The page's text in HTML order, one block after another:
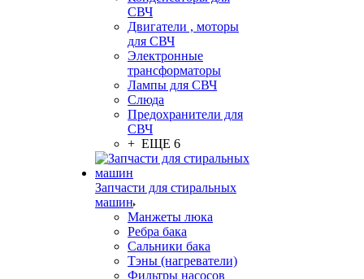
СВЧ
Двигатели , моторы
для СВЧ
Электронные
трансформаторы
Лампы для СВЧ
Слюда
Предохранители для
СВЧ
+ ЕЩЕ 6
Запчасти для стиральных
машин
Манжеты люка
Ребра бака
Сальники бака
Тэны (нагреватели)
Фильтры насосов